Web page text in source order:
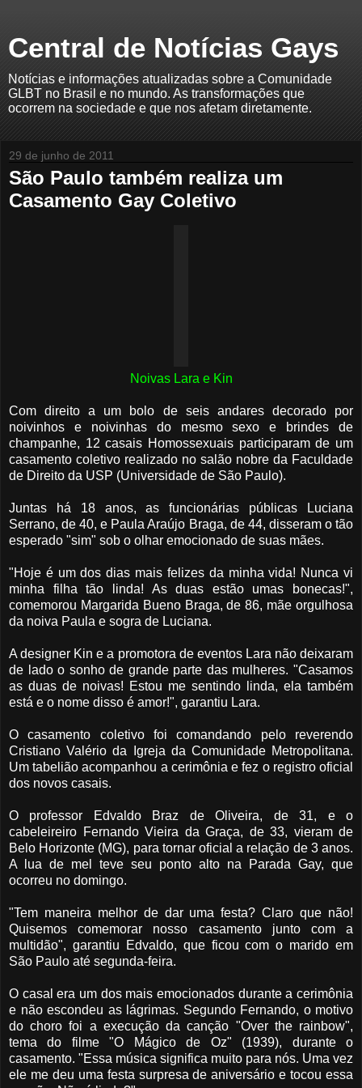
Central de Notícias Gays
Notícias e informações atualizadas sobre a Comunidade
GLBT no Brasil e no mundo. As transformações que
ocorrem na sociedade e que nos afetam diretamente.
29 de junho de 2011
São Paulo também realiza um
Casamento Gay Coletivo
Noivas Lara e Kin
Com direito a um bolo de seis andares decorado por
noivinhos e noivinhas do mesmo sexo e brindes de
champanhe, 12 casais Homossexuais participaram de um
casamento coletivo realizado no salão nobre da Faculdade
de Direito da USP (Universidade de São Paulo).
Juntas há 18 anos, as funcionárias públicas Luciana
Serrano, de 40, e Paula Araújo Braga, de 44, disseram o tão
esperado "sim" sob o olhar emocionado de suas mães.
"Hoje é um dos dias mais felizes da minha vida! Nunca vi
minha filha tão linda! As duas estão umas bonecas!",
comemorou Margarida Bueno Braga, de 86, mãe orgulhosa
da noiva Paula e sogra de Luciana.
A designer Kin e a promotora de eventos Lara não deixaram
de lado o sonho de grande parte das mulheres. "Casamos
as duas de noivas! Estou me sentindo linda, ela também
está e o nome disso é amor!", garantiu Lara.
O casamento coletivo foi comandando pelo reverendo
Cristiano Valério da Igreja da Comunidade Metropolitana.
Um tabelião acompanhou a cerimônia e fez o registro oficial
dos novos casais.
O professor Edvaldo Braz de Oliveira, de 31, e o
cabeleireiro Fernando Vieira da Graça, de 33, vieram de
Belo Horizonte (MG), para tornar oficial a relação de 3 anos.
A lua de mel teve seu ponto alto na Parada Gay, que
ocorreu no domingo.
"Tem maneira melhor de dar uma festa? Claro que não!
Quisemos comemorar nosso casamento junto com a
multidão", garantiu Edvaldo, que ficou com o marido em
São Paulo até segunda-feira.
O casal era um dos mais emocionados durante a cerimônia
e não escondeu as lágrimas. Segundo Fernando, o motivo
do choro foi a execução da canção "Over the rainbow",
tema do filme "O Mágico de Oz" (1939), durante o
casamento. "Essa música significa muito para nós. Uma vez
ele me deu uma festa surpresa de aniversário e tocou essa